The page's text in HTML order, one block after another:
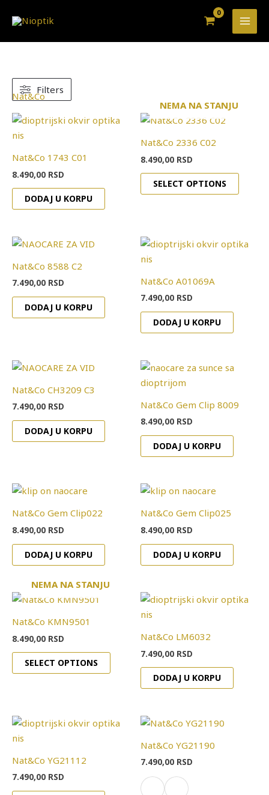
Filters
Nat&Co
Nat&Co 1743 C01
8.490,00 RSD
DODAJ U KORPU
NEMA NA STANJU
Nat&Co 2336 C02
8.490,00 RSD
SELECT OPTIONS
Nat&Co 8588 C2
7.490,00 RSD
DODAJ U KORPU
Nat&Co A01069A
7.490,00 RSD
DODAJ U KORPU
Nat&Co CH3209 C3
7.490,00 RSD
DODAJ U KORPU
Nat&Co Gem Clip 8009
8.490,00 RSD
DODAJ U KORPU
Nat&Co Gem Clip022
8.490,00 RSD
DODAJ U KORPU
Nat&Co Gem Clip025
8.490,00 RSD
DODAJ U KORPU
NEMA NA STANJU
Nat&Co KMN9501
8.490,00 RSD
SELECT OPTIONS
Nat&Co LM6032
7.490,00 RSD
DODAJ U KORPU
Nat&Co YG21112
7.490,00 RSD
Nat&Co YG21190
7.490,00 RSD